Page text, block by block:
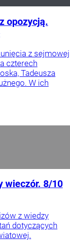
opozycją.
z sejmowej
czterech
Tadeusza
W ich
wieczór. 8/10
z wiedzy
dotyczących